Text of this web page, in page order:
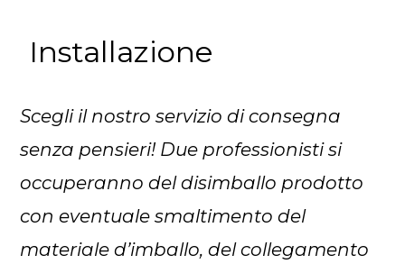
Installazione
Scegli il nostro servizio di consegna
senza pensieri! Due professionisti si
occuperanno del disimballo prodotto
con eventuale smaltimento del
materiale d’imballo, del collegamento